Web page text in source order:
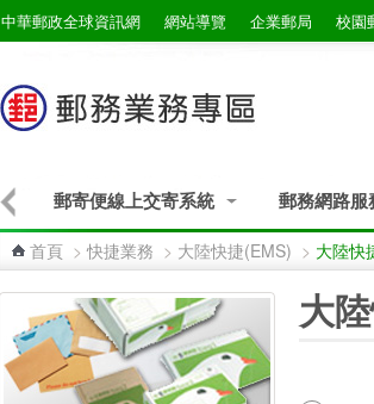
中華郵政全球資訊網 網站導覽 企業郵局 校園
郵寄便線上交寄系統 郵務網路服
首頁 >快捷業務 > 大陸快捷(EMS) > 大陸快
大